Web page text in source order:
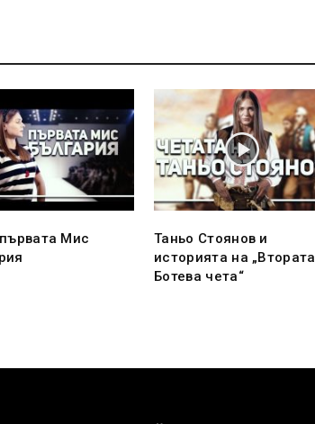
Мис
Таньо Стоянов и
историята на „Втората
Ботева чета“